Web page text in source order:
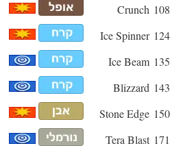
108
Crunch
124
Ice Spinner
135
Ice Beam
143
Blizzard
150
Stone Edge
171
Tera Blast